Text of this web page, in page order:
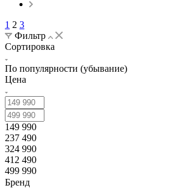
1 2 3
Фильтр
Сортировка
По популярности (убывание)
Цена
149 990
237 490
324 990
412 490
499 990
Бренд